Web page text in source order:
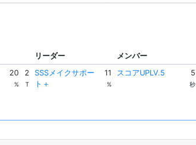
リーダー メンバー
20
%
2
T
SSSメイクサポー
ト＋
11
%
スコアUPLV.5 5
秒